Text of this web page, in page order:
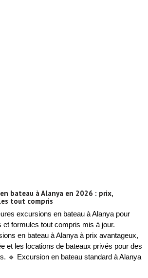
bateau à Alanya en 2026 : prix,
tout compris
excursions en bateau à Alanya pour
et formules tout compris mis à jour.
en bateau à Alanya à prix avantageux,
et les locations de bateaux privés pour des
🔹 Excursion en bateau standard à Alanya